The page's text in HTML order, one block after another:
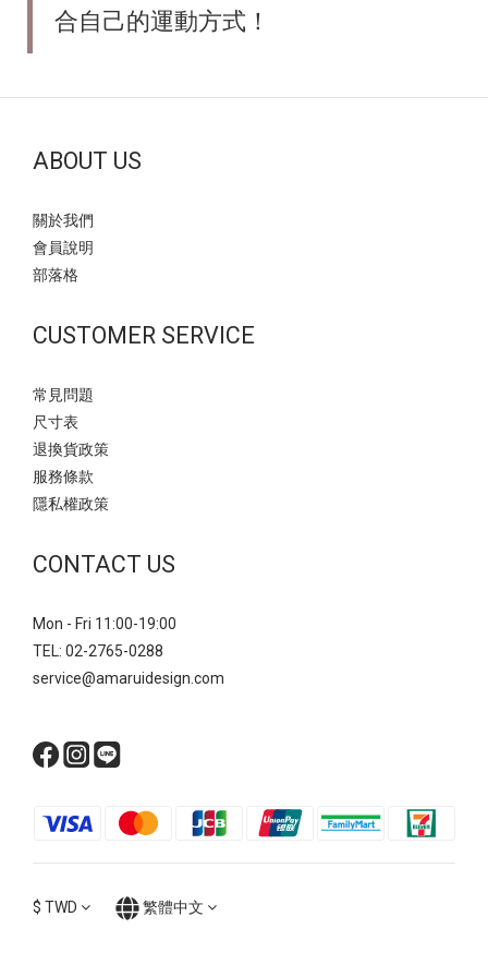
合自己的運動方式！
ABOUT US
關於我們
會員說明
部落格
CUSTOMER SERVICE
常見問題
尺寸表
退換貨政策
服務條款
隱私權政策
CONTACT US
Mon - Fri 11:00-19:00
TEL: 02-2765-0288
service@amaruidesign.com
$ TWD 繁體中文